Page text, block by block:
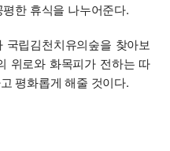
한 휴식을 나누어준다.
국립김천치유의숲을 찾아보
위로와 화목피가 전하는 따
평화롭게 해줄 것이다.